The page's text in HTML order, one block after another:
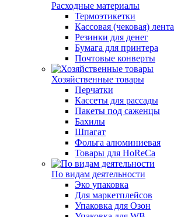
Расходные материалы
Термоэтикетки
Кассовая (чековая) лента
Резинки для денег
Бумага для принтера
Почтовые конверты
Хозяйственные товары
Перчатки
Кассеты для рассады
Пакеты под саженцы
Бахилы
Шпагат
Фольга алюминиевая
Товары для HoReCa
По видам деятельности
Эко упаковка
Для маркетплейсов
Упаковка для Озон